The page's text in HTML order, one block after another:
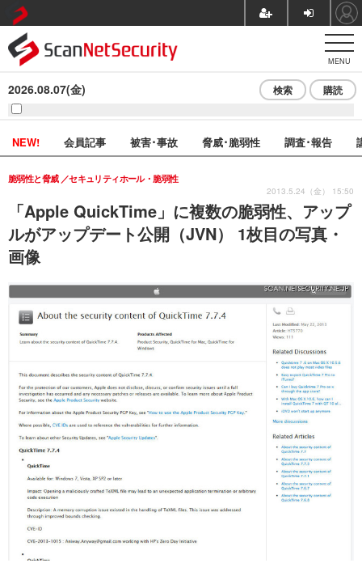
MENU
2026.08.07(金) 検索 購読
NEW! 会員記事 被害･事故 脅威･脆弱性 調査･報告
「Apple QuickTime」に複数の脆弱性、アップ
ルがアップデート公開（JVN） 1枚目の写真・
画像
脆弱性と脅威 セキュリティホール・脆弱性
2013.5.24（金） 15:50